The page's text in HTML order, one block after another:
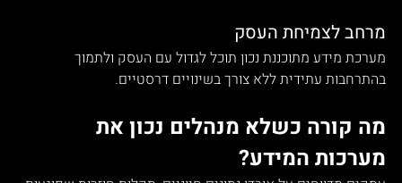
מרחב לצמיחת העסק
מערכת מידע מתוכננת נכון תוכל לגדול עם העסק ולתמוך
בהתרחבות עתידית ללא צורך בשינויים דרסטיים.
מה קורה כשלא מנהלים נכון את
מערכות המידע?